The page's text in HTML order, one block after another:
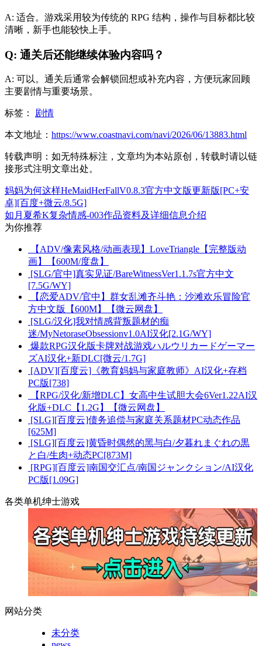
A: 适合。游戏采用较为传统的 RPG 结构，操作与目标都比较
清晰，新手也能较快上手。
Q: 通关后还能继续体验内容吗？
A: 可以。通关后通常会解锁回想或补充内容，方便玩家回顾
主要剧情与重要场景。
标签： 剧情
本文地址： https://www.coastnavi.com/navi/2026/06/13883.html
转载声明： 如无特殊标注，文章均为本站原创，转载时请以链
接形式注明文章出处。
妈妈为何这样HeMaidHerFallV0.8.3官方中文版更新版[PC+安
卓][百度+微云/8.5G]
如月夏希K复杂情感-003作品资料及详细信息介绍
为你推荐
【ADV/像素风格/动画表现】LoveTriangle【完整版动
画】【600M/度盘】
[SLG/官中]真实见证/BareWitnessVer1.1.7s官方中文
[7.5G/WY]
【恋爱ADV/官中】群女乱滩齐斗艳：沙滩欢乐冒险官
方中文版【600M】【微云网盘】
[SLG/汉化]我对情感背叛题材的痴
迷/MyNetoraseObsessionv1.0AI汉化[2.1G/WY]
爆款RPG汉化版卡牌对战游戏ハルウリカードゲーマー
ズAI汉化+新DLC[微云/1.7G]
[ADV][百度云]《教育妈妈与家庭教师》AI汉化+存档
PC版[738]
【RPG/汉化/新增DLC】女高中生试胆大会6Ver1.22AI汉
化版+DLC【1.2G】【微云网盘】
[SLG][百度云]债务追偿与家庭关系题材PC动态作品
[625M]
[SLG][百度云]黄昏时偶然的黑与白/夕暮れまぐれの黒
と白/生肉+动态PC[873M]
[RPG][百度云]南国交汇点/南国ジャンクション/AI汉化
PC版[1.09G]
各类单机绅士游戏
网站分类
未分类